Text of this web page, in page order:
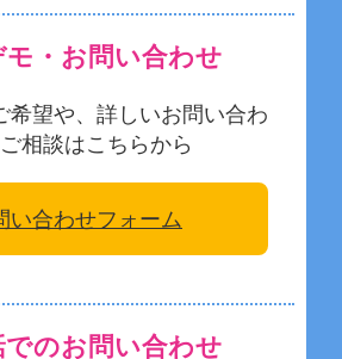
モ・お問い合わせ
希望や、詳しいお問い合わ
相談はこちらから
い合わせフォーム
でのお問い合わせ